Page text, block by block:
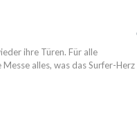
ihre Türen. Für alle
alles, was das Surfer-Herz